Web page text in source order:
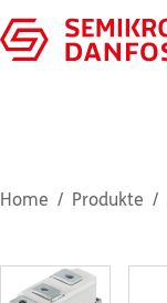
Home Produkte